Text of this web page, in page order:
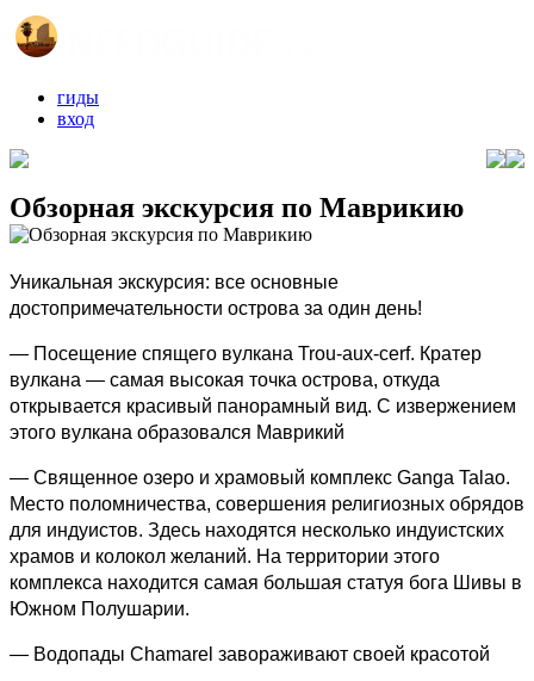
гиды
вход
Обзорная экскурсия по Маврикию
Уникальная экскурсия: все основные
достопримечательности острова за один день!
— Посещение спящего вулкана Trou-aux-cerf. Кратер
вулкана — самая высокая точка острова, откуда
открывается красивый панорамный вид. С извержением
этого вулкана образовался Маврикий
— Священное озеро и храмовый комплекс Ganga Talao.
Место поломничества, совершения религиозных обрядов
для индуистов. Здесь находятся несколько индуистских
храмов и колокол желаний. На территории этого
комплекса находится самая большая статуя бога Шивы в
Южном Полушарии.
— Водопады Chamarel завораживают своей красотой